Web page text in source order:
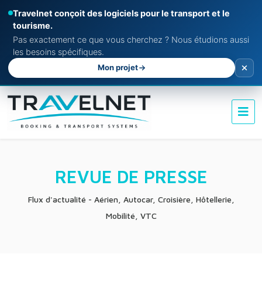
Travelnet conçoit des logiciels pour le transport et le
tourisme.
Pas exactement ce que vous cherchez ? Nous étudions aussi
les besoins spécifiques.
Mon projet
REVUE DE PRESSE
Flux d'actualité - Aérien, Autocar, Croisière, Hôtellerie,
Mobilité, VTC